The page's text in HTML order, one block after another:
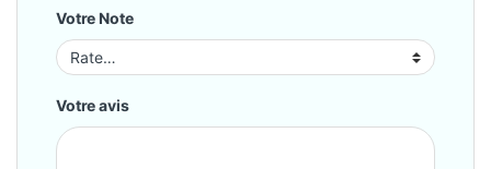
Votre Note
Votre avis